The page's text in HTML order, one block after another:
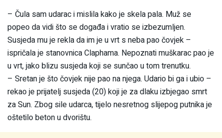
– Čula sam udarac i mislila kako je skela pala. Muž se
popeo da vidi što se događa i vratio se izbezumljen.
Susjeda mu je rekla da im je u vrt s neba pao čovjek –
ispričala je stanovnica Claphama. Nepoznati muškarac pao je
u vrt, jako blizu susjeda koji se sunčao u tom trenutku.
– Sretan je što čovjek nije pao na njega. Udario bi ga i ubio –
rekao je prijatelj susjeda (20) koji je za dlaku izbjegao smrt
za Sun. Zbog sile udarca, tijelo nesretnog slijepog putnika je
oštetilo beton u dvorištu.